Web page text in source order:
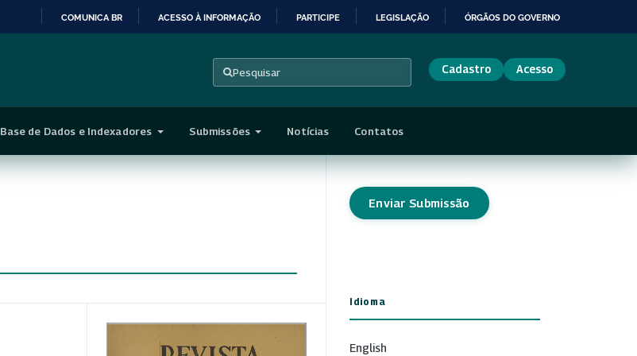
CONTEÚDO
COMUNICA BR ACESSO À INFORMAÇÃO PARTICIPE LEGISLAÇÃO ÓRGÃOS DO GOVERNO
Pesquisar Cadastro Acesso
Base de Dados e Indexadores Submissões Notícias Contatos
Enviar Submissão
Idioma
English